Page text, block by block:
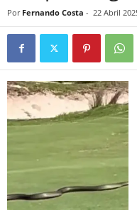
Por Fernando Costa - 22 Abril